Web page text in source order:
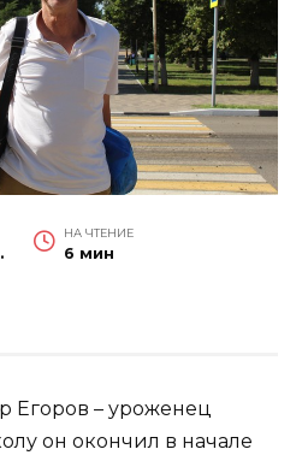
НА ЧТЕНИЕ
6 мин
Егоров – уроженец
он окончил в начале